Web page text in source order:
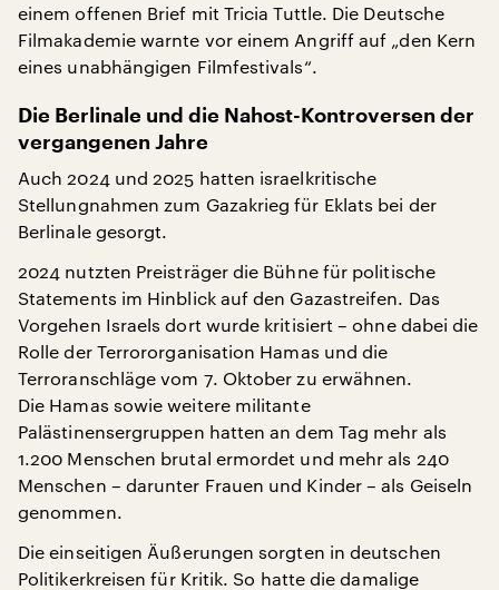
einem offenen Brief mit Tricia Tuttle. Die Deutsche
Filmakademie warnte vor einem Angriff auf „den Kern
eines unabhängigen Filmfestivals“.
Die Berlinale und die Nahost-Kontroversen der
vergangenen Jahre
Auch 2024 und 2025 hatten israelkritische
Stellungnahmen zum Gazakrieg für Eklats bei der
Berlinale gesorgt.
2024 nutzten Preisträger die Bühne für politische
Statements im Hinblick auf den Gazastreifen. Das
Vorgehen Israels dort wurde kritisiert – ohne dabei die
Rolle der Terrororganisation Hamas und die
Terroranschläge vom 7. Oktober zu erwähnen.
Die Hamas sowie weitere militante
Palästinensergruppen hatten an dem Tag mehr als
1.200 Menschen brutal ermordet und mehr als 240
Menschen – darunter Frauen und Kinder – als Geiseln
genommen.
Die einseitigen Äußerungen sorgten in deutschen
Politikerkreisen für Kritik. So hatte die damalige